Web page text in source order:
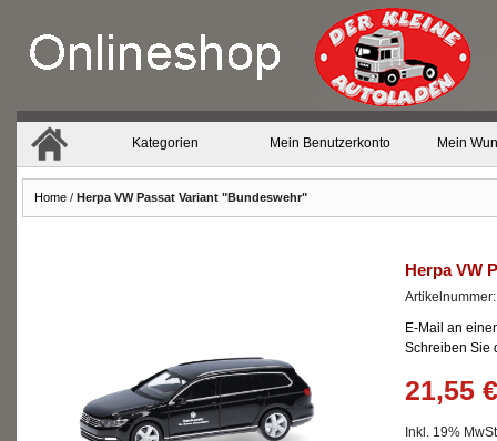
Kategorien Mein Benutzerkonto Mein
Home / Herpa VW Passat Variant "Bundeswehr"
Herpa VW
E-Mail an
Schreiben Sie
21,55 €
Inkl. 19%